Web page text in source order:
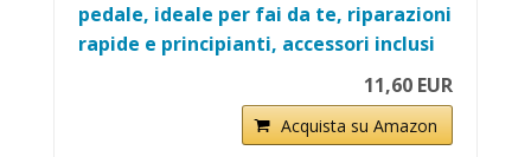
pedale, ideale per fai da te, riparazioni
rapide e principianti, accessori inclusi
11,60 EUR
Acquista su Amazon